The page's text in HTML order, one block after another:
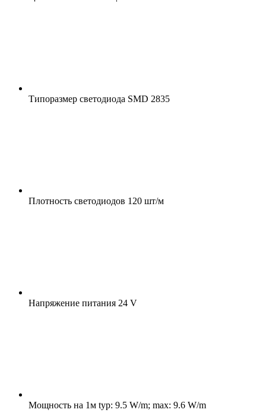
Типоразмер светодиода SMD 2835
Плотность светодиодов 120 шт/м
Напряжение питания 24 V
Мощность на 1м typ: 9.5 W/m; max: 9.6 W/m